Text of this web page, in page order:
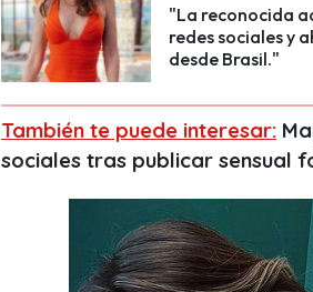
"La reconocida
redes sociales y
desde Brasil."
También te puede interesar:
sociales tras publicar sensual